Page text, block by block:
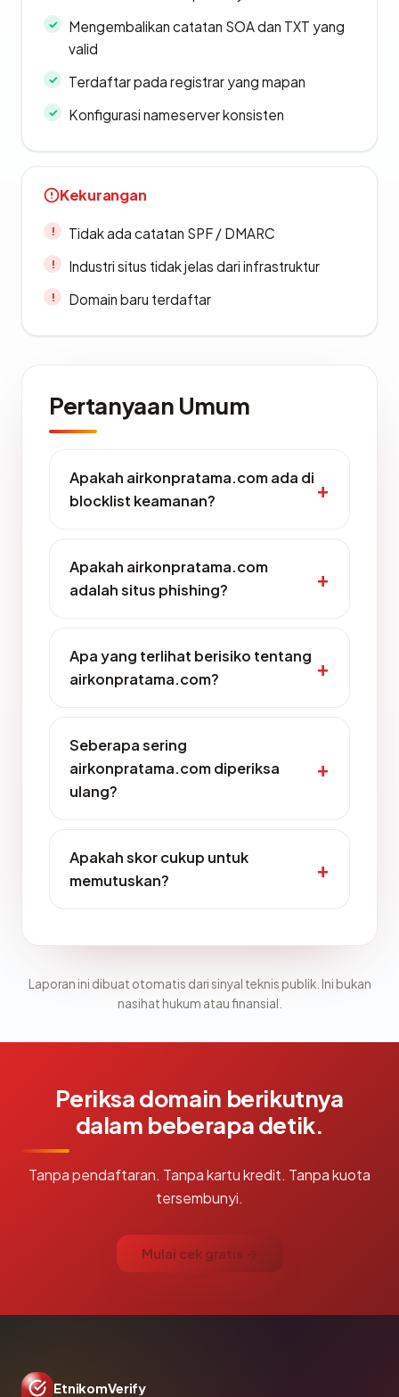
Mengembalikan catatan SOA dan TXT yang
valid
Terdaftar pada registrar yang mapan
Konfigurasi nameserver konsisten
Kekurangan
Tidak ada catatan SPF / DMARC
Industri situs tidak jelas dari infrastruktur
Domain baru terdaftar
Pertanyaan Umum
Apakah airkonpratama.com ada di
blocklist keamanan?
Apakah airkonpratama.com
adalah situs phishing?
Apa yang terlihat berisiko tentang
airkonpratama.com?
Seberapa sering
airkonpratama.com diperiksa
ulang?
Apakah skor cukup untuk
memutuskan?
Laporan ini dibuat otomatis dari sinyal teknis publik. Ini bukan
nasihat hukum atau finansial.
Periksa domain berikutnya
dalam beberapa detik.
Tanpa pendaftaran. Tanpa kartu kredit. Tanpa kuota
tersembunyi.
Mulai cek gratis →
EtnikomVerify